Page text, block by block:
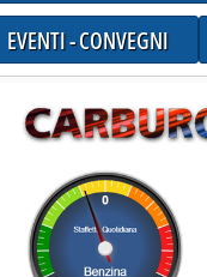
EVENTI - CONVEGNI